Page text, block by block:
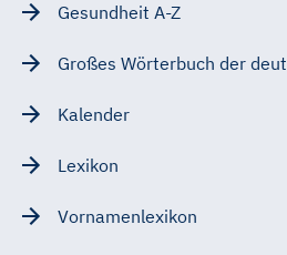
Gesundheit A-Z
Großes Wörterbuch der
Kalender
Lexikon
Vornamenlexikon